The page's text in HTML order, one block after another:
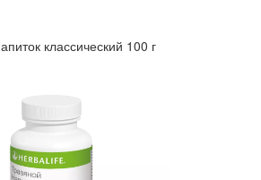
классический 100 г